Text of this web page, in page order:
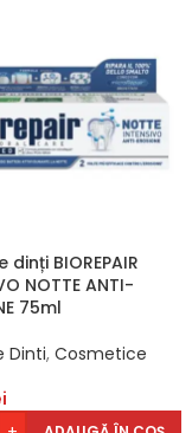
dinți BIOREPAIR
NOTTE ANTI-
75ml
Dinti, Cosmetice